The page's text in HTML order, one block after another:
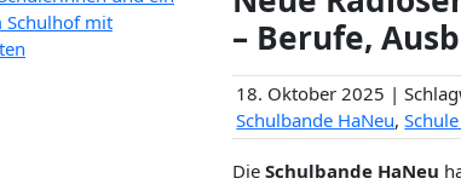
– Berufe,
18. Oktober 2025 |
Schulbande HaNeu,
Die Schulbande HaNeu